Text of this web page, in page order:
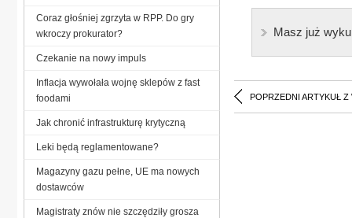
Masz już
POPRZEDNI ARTYKUŁ Z
Coraz głośniej zgrzyta w RPP. Do gry
wkroczy prokurator?
Czekanie na nowy impuls
Inflacja wywołała wojnę sklepów z fast
foodami
Jak chronić infrastrukturę krytyczną
Leki będą reglamentowane?
Magazyny gazu pełne, UE ma nowych
dostawców
Magistraty znów nie szczędziły grosza